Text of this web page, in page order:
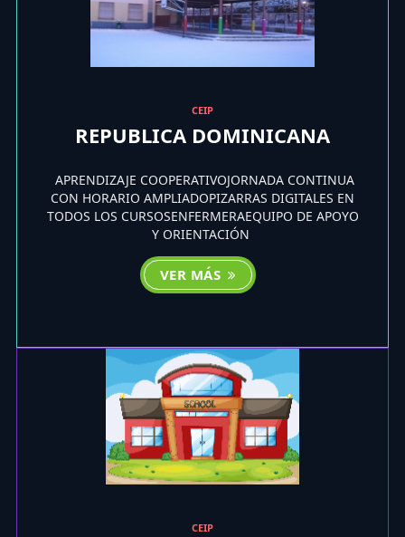
CEIP
REPUBLICA DOMINICANA
APRENDIZAJE COOPERATIVOJORNADA CONTINUA
CON HORARIO AMPLIADOPIZARRAS DIGITALES EN
TODOS LOS CURSOSENFERMERAEQUIPO DE APOYO
Y ORIENTACIÓN
VER MÁS
CEIP